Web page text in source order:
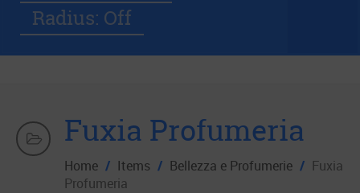
Radius: Off
Fuxia Profumeria
Home / Items / Bellezza e Profumerie / Fuxia
Profumeria